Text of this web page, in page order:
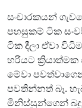
සංචාරකයන්
පහසුකම් ටික
ටික දීලා ඒවා
හරියට ක්‍රියාත්මක
මේවා
පවතින්නත් බෑ.
මිනිස්සුන්ගෙන් බදු